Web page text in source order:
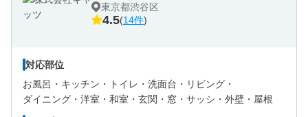
東京都渋谷区
4.5(14件)
対応部位
お風呂・ キッチン・ トイレ・ 洗面台・ リビング・
ダイニング・ 洋室・ 和室・ 玄関・ 窓・サッシ・ 外壁・ 屋根